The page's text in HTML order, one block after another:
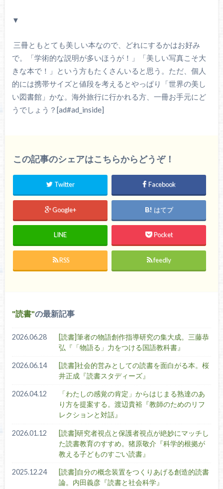
▼
三冊ともとても美しい本なので、どれにするかはお好み
で。「学術的な説明が多いほうが！」「美しい写真こそ大
きな本で！」という方もたくさんいると思う。ただ、個人
的には携帯サイズと値段を考えるとやっぱり「世界の美し
い図書館」かな。海外旅行に行かれる方、一冊お手元にど
うでしょう？[ad#ad_inside]
この記事のシェアはこちらからどうぞ！
Twitter Facebook
Google+ はてブ
LINE Pocket
RSS feedly
読書 の最新記事
2026.06.28
[読書]筆者の物語創作指導研究の集大成。三藤恭
弘『「物語る」力をつける国語教科書』
2026.06.14
[読書]社会的営みとしての読書を面白がる本。桜
井正成『読書スタディーズ』
2026.04.12
「わたしの感覚の肯定」からはじまる熟達のあ
り方を提案する。渡辺貴裕『教師のためのリフ
レクションと対話』
2026.01.12
[読書]研究者視点と保護者視点が絶妙にマッチし
た読書教育のすすめ。猪原敬介『科学的根拠が
教える子どものすごい読書』
2025.12.24
[読書]自分の概念装置をつくりあげる創造的読書
論。内田義彦『読書と社会科学』